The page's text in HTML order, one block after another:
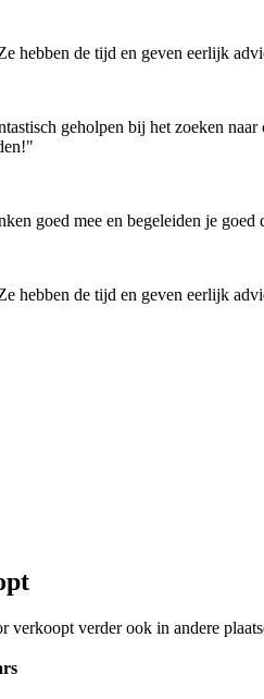
hebben de tijd en geven eerlijk
geholpen bij het zoeken
goed mee en begeleiden je
hebben de tijd en geven eerlijk
verkoopt verder ook in andere